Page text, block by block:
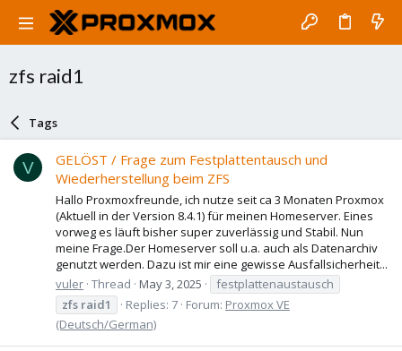
zfs raid1
Tags
V
GELÖST / Frage zum Festplattentausch und
Wiederherstellung beim ZFS
Hallo Proxmoxfreunde, ich nutze seit ca 3 Monaten Proxmox
(Aktuell in der Version 8.4.1) für meinen Homeserver. Eines
vorweg es läuft bisher super zuverlässig und Stabil. Nun
meine Frage.Der Homeserver soll u.a. auch als Datenarchiv
genutzt werden. Dazu ist mir eine gewisse Ausfallsicherheit...
vuler Thread May 3, 2025
festplattenaustausch
zfs raid1 Replies: 7 Forum: Proxmox VE
(Deutsch/German)